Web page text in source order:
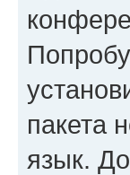
пакета
язык.